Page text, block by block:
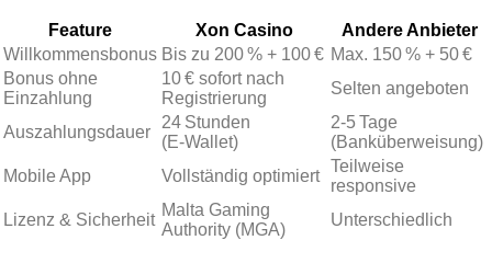
Feature Xon Casino
Andere Anbieter
Willkommensbonus Bis zu 200 % + 100 € Max. 150 % + 50 €
Bonus ohne
Einzahlung
10 € sofort nach
Registrierung
Selten angeboten
Auszahlungsdauer
24 Stunden
(E‑Wallet)
2‑5 Tage
(Banküberweisung)
Mobile App
Vollständig optimiert
Teilweise
responsive
Lizenz & Sicherheit
Malta Gaming
Authority (MGA)
Unterschiedlich